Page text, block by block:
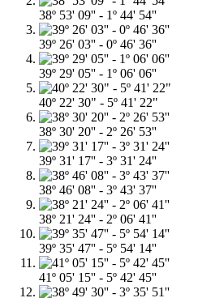
38º 53' 09'' - 1º 44' 54''
39º 26' 03'' - 0º 46' 36''
39º 29' 05'' - 1º 06' 06''
40º 22' 30" - 5º 41' 22"
38º 30' 20'' - 2º 26' 53''
39º 31' 17'' - 3º 31' 24''
38º 46' 08'' - 3º 43' 37''
38º 21' 24'' - 2º 06' 41''
39º 35' 47'' - 5º 54' 14''
41º 05' 15'' - 5º 42' 45''